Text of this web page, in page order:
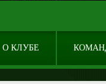
О КЛУБЕ